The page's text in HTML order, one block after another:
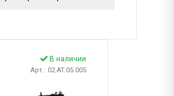
В наличии
Арт.: 02.AT.05.005